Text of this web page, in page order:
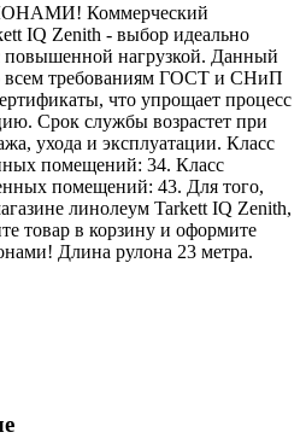
Коммерческий
IQ Zenith - выбор идеально
повышенной нагрузкой. Данный
всем требованиям ГОСТ и СНиП
что упрощает процесс
Срок службы возрастет при
ухода и эксплуатации. Класс
помещений: 34. Класс
помещений: 43. Для того,
линолеум Tarkett IQ Zenith,
товар в корзину и оформите
Длина рулона 23 метра.